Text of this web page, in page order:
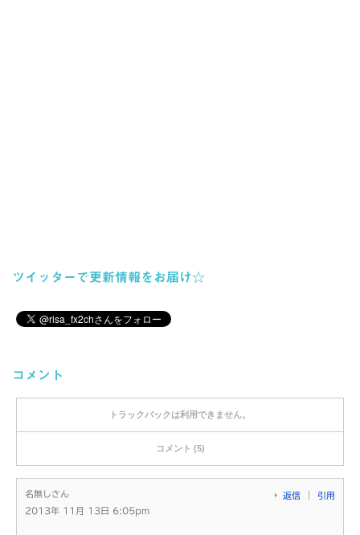
ツイッターで更新情報をお届け☆
コメント
トラックバックは利用できません。
コメント (5)
名無しさん
2013年 11月 13日 6:05pm
返信 引用